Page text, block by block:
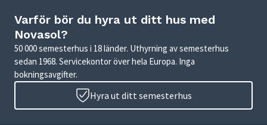
Varför bör du hyra ut ditt hus med
Novasol?
50 000 semesterhus i 18 länder. Uthyrning av semesterhus
sedan 1968. Servicekontor över hela Europa. Inga
bokningsavgifter.
Hyra ut ditt semesterhus